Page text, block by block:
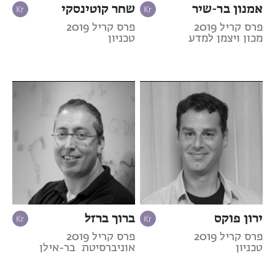
אמנון בר-שיר
פרס קריל 2019
מכון ויצמן למדע
שחר קוטינסקי
פרס קריל 2019
טכניון
ירון פוקס
פרס קריל 2019
טכניון
ברוך ברזל
פרס קריל 2019
אוניברסיטת בר-אילן